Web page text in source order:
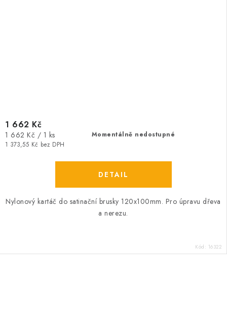
Momentálně nedostupné
1 373,55 Kč bez DPH
1 662 Kč
Měrná
cena:
1 662 Kč / 1 ks
Nylonový kartáč do satinační brusky 120x100mm. Pro úpravu dřeva
a nerezu.
Kód: 16322